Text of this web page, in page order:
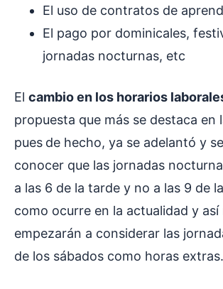
El uso de contratos de
El pago por dominicales,
jornadas nocturnas, etc
El cambio en los horarios
propuesta que más se destaca en
pues de hecho, ya se adelantó y
conocer que las jornadas
a las 6 de la tarde y no a las 9 de
como ocurre en la actualidad y así
empezarán a considerar las
de los sábados como horas extras.